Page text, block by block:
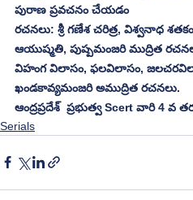
పురాణ ప్రవచనం చేయడం
రచనలు: శ్రీ గణేశ చరిత్ర, విశ్వనాధ
ఆయుష్మతి, పుష్పమంజరి ముద్రిత
విహంగ విలాసం, ఫలవిలాసం,
ఖండకావ్యమంజరి అముద్రిత రచనలు.
ఆంద్రప్రదేశ్  ప్రభుత్వ Scert వారి 4 వ
Serials